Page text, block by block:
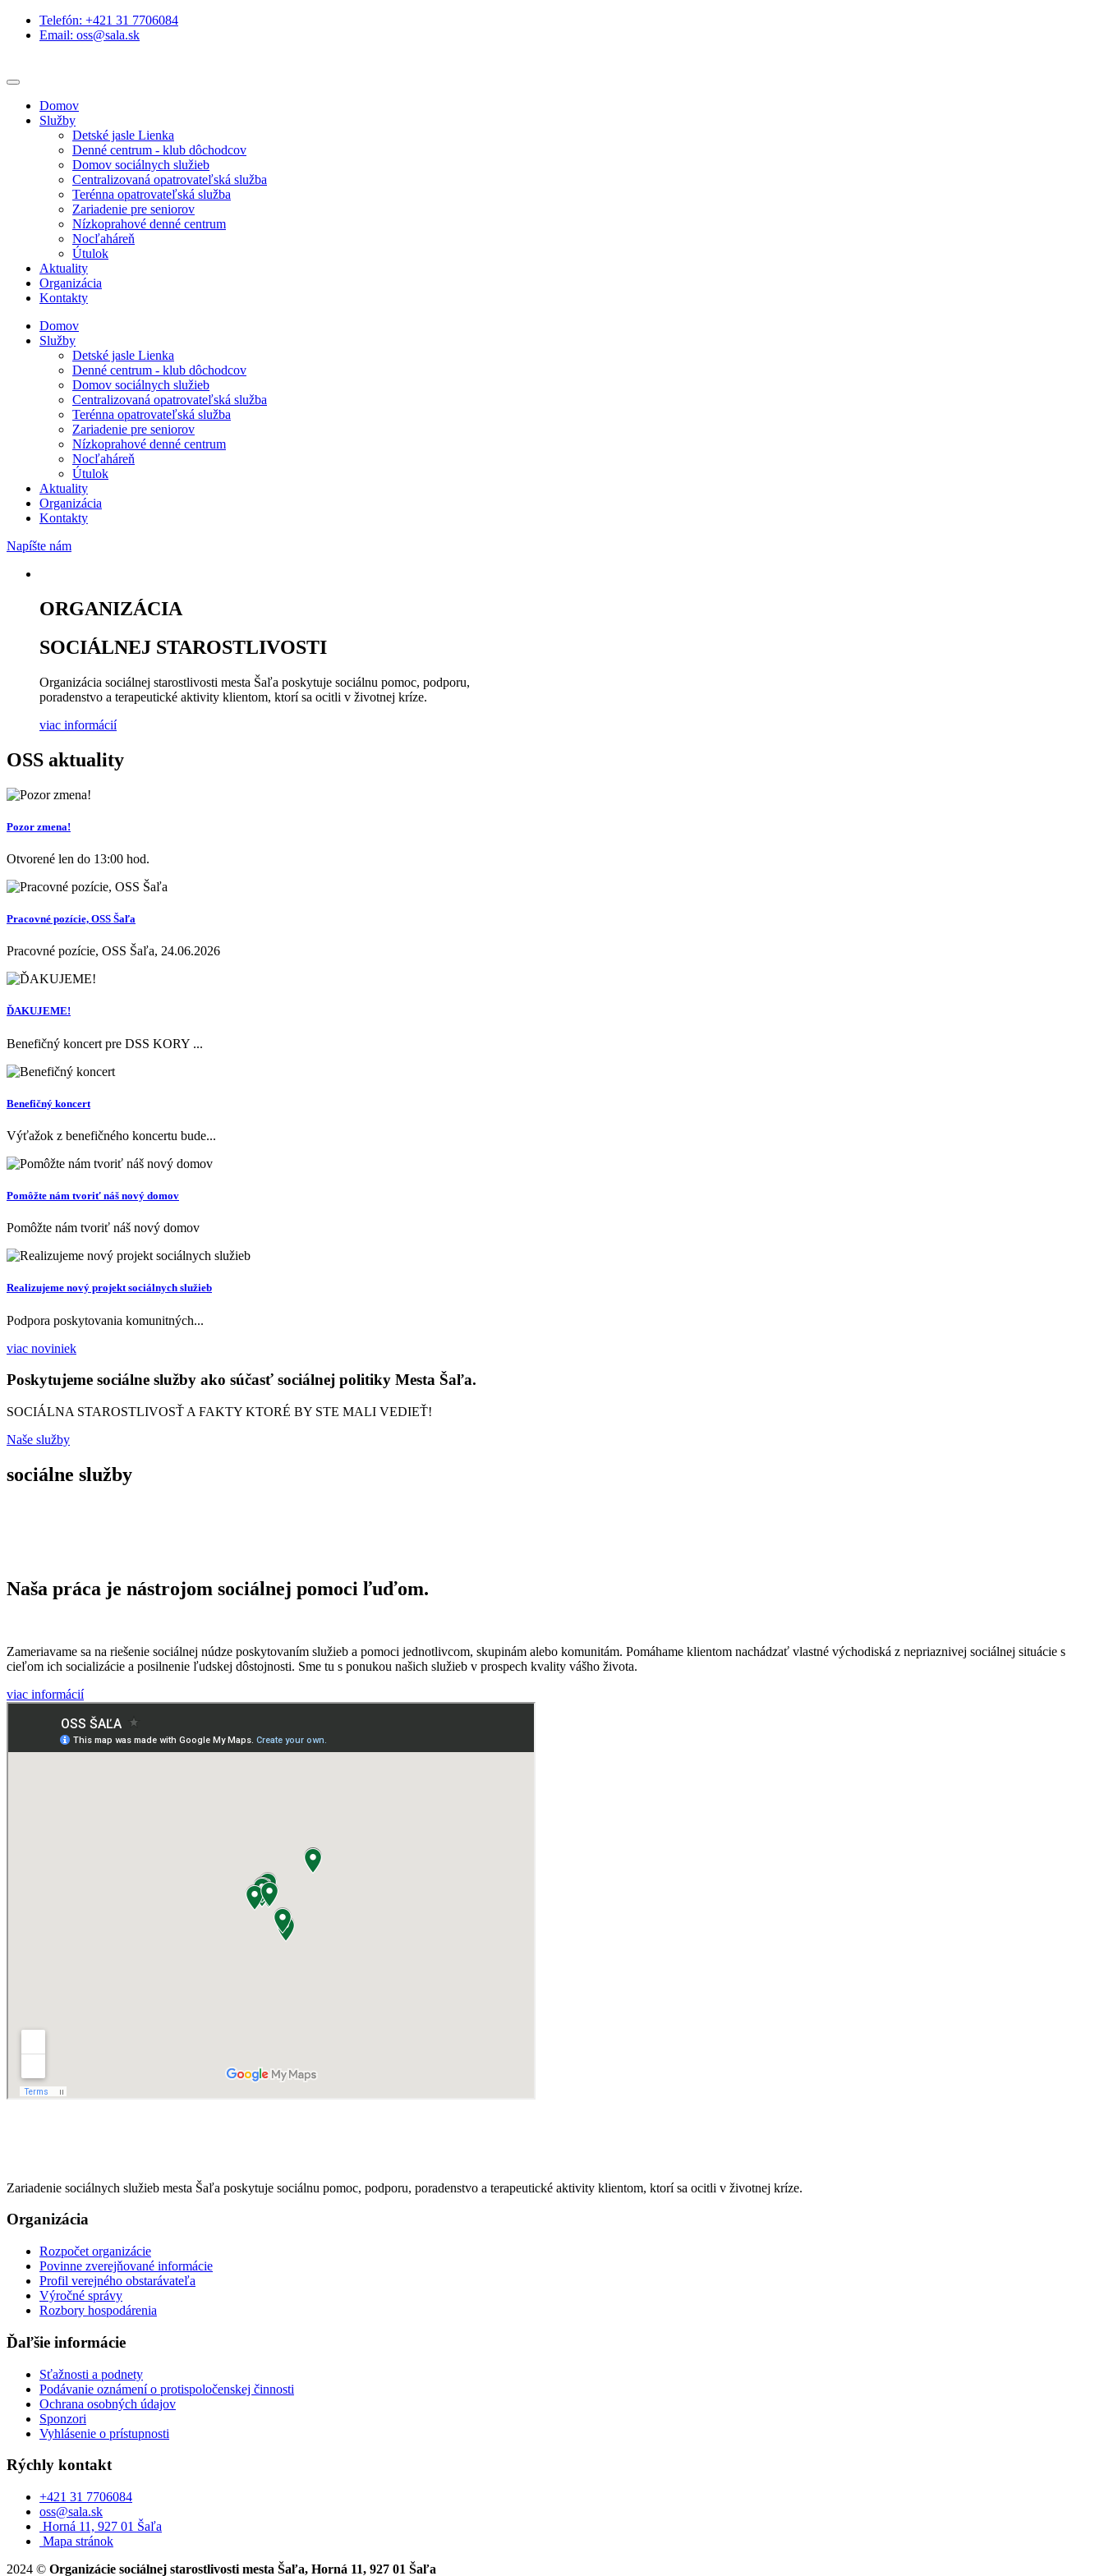
Telefón: +421 31 7706084
Email: oss@sala.sk
Domov
Služby
Detské jasle Lienka
Denné centrum - klub dôchodcov
Domov sociálnych služieb
Centralizovaná opatrovateľská služba
Terénna opatrovateľská služba
Zariadenie pre seniorov
Nízkoprahové denné centrum
Nocľaháreň
Útulok
Aktuality
Organizácia
Kontakty
Domov
Služby
Detské jasle Lienka
Denné centrum - klub dôchodcov
Domov sociálnych služieb
Centralizovaná opatrovateľská služba
Terénna opatrovateľská služba
Zariadenie pre seniorov
Nízkoprahové denné centrum
Nocľaháreň
Útulok
Aktuality
Organizácia
Kontakty
Napíšte nám
ORGANIZÁCIA
SOCIÁLNEJ STAROSTLIVOSTI
Organizácia sociálnej starostlivosti mesta Šaľa poskytuje sociálnu pomoc, podporu,
poradenstvo a terapeutické aktivity klientom, ktorí sa ocitli v životnej kríze.
viac informácií
OSS aktuality
Pozor zmena!
Otvorené len do 13:00 hod.
Pracovné pozície, OSS Šaľa
Pracovné pozície, OSS Šaľa, 24.06.2026
ĎAKUJEME!
Benefičný koncert pre DSS KORY ...
Benefičný koncert
Výťažok z benefičného koncertu bude...
Pomôžte nám tvoriť náš nový domov
Pomôžte nám tvoriť náš nový domov
Realizujeme nový projekt sociálnych služieb
Podpora poskytovania komunitných...
viac noviniek
Poskytujeme sociálne služby ako súčasť sociálnej politiky Mesta Šaľa.
SOCIÁLNA STAROSTLIVOSŤ A FAKTY KTORÉ BY STE MALI VEDIEŤ!
Naše služby
sociálne služby
Naša práca je nástrojom sociálnej pomoci ľuďom.
Zameriavame sa na riešenie sociálnej núdze poskytovaním služieb a pomoci jednotlivcom, skupinám alebo komunitám. Pomáhame klientom nachádzať vlastné východiská z nepriaznivej sociálnej situácie s
cieľom ich socializácie a posilnenie ľudskej dôstojnosti. Sme tu s ponukou našich služieb v prospech kvality vášho života.
viac informácií
Zariadenie sociálnych služieb mesta Šaľa poskytuje sociálnu pomoc, podporu, poradenstvo a terapeutické aktivity klientom, ktorí sa ocitli v životnej kríze.
Organizácia
Rozpočet organizácie
Povinne zverejňované informácie
Profil verejného obstarávateľa
Výročné správy
Rozbory hospodárenia
Ďaľšie informácie
Sťažnosti a podnety
Podávanie oznámení o protispoločenskej činnosti
Ochrana osobných údajov
Sponzori
Vyhlásenie o prístupnosti
Rýchly kontakt
+421 31 7706084
oss@sala.sk
Horná 11, 927 01 Šaľa
Mapa stránok
2024 © Organizácie sociálnej starostlivosti mesta Šaľa, Horná 11, 927 01 Šaľa